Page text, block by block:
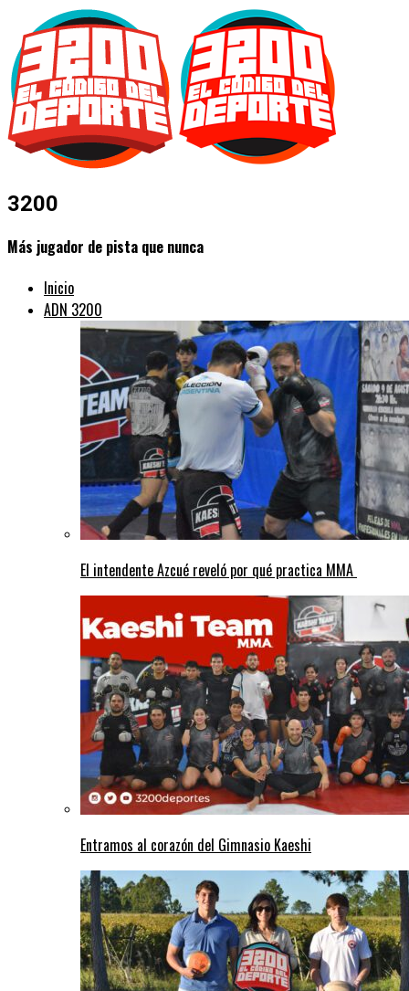
3200
Más jugador de pista que nunca
Inicio
ADN 3200
El intendente Azcué reveló por qué practica MMA
Entramos al corazón del Gimnasio Kaeshi